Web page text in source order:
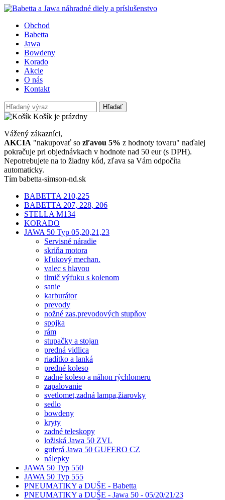
Obchod
Babetta
Jawa
Bowdeny
Korado
Akcie
O nás
Kontakt
Hľadať
Košík je prázdny
Vážený zákazníci,
AKCIA "nakupovať so zľavou 5% z hodnoty tovaru" naďalej
pokračuje pri objednávkach v hodnote nad 50 eur (s DPH).
Nepotrebujete na to žiadny kód, zľava sa Vám odpočíta
automaticky.
Tím babetta-simson-nd.sk
BABETTA 210,225
BABETTA 207, 228, 206
STELLA M134
KORADO
JAWA 50 Typ 05,20,21,23
Servisné náradie
skriňa motora
kľukový mechan.
valec s hlavou
tlmič výfuku s kolenom
sanie
karburátor
prevody
nožné zas.prevodových stupňov
spojka
rám
stupačky a stojan
predná vidlica
riadítko a lanká
predné koleso
zadné koleso a náhon rýchlomeru
zapalovanie
svetlomet,zadná lampa,žiarovky
sedlo
bowdeny
kryty
zadné teleskopy
ložiská Jawa 50 ZVL
guferá Jawa 50 GUFERO CZ
nálepky
JAWA 50 Typ 550
JAWA 50 Typ 555
PNEUMATIKY a DUŠE - Babetta
PNEUMATIKY a DUŠE - Jawa 50 - 05/20/21/23